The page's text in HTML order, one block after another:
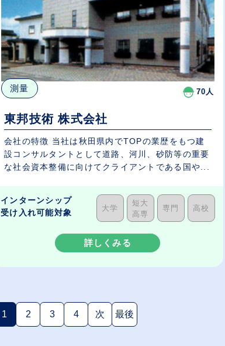
測量 70人
東邦技術 株式会社
会社の特徴 当社は秋田県内でTOPの業歴をもつ建
設コンサルタントとして道路、河川、砂防等の重要
な社会資本整備に向けてクライアントである国や...
インターンシップ
受け入れ可能対象
大学
短大
高専
専門 高校
詳しくみる
1(現在のページ)
2 3 4 次 最後